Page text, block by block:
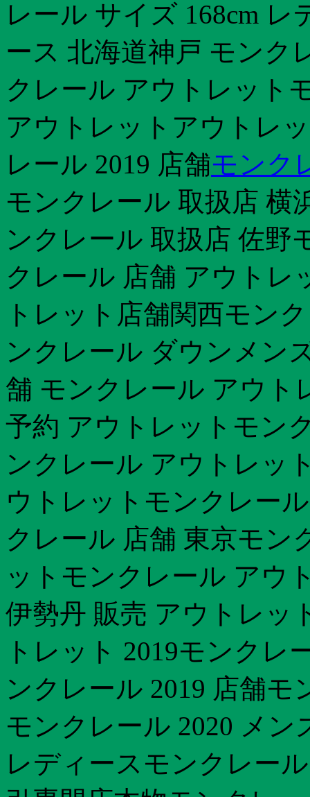
レール サイズ 168cm
ース 北海道神戸 モンク
クレール アウトレット
アウトレットアウトレ
レール 2019 店舗モンク
モンクレール 取扱店 横
ンクレール 取扱店 佐野
クレール 店舗 アウトレ
トレット店舗関西モン
ンクレール ダウンメン
舗 モンクレール アウト
予約 アウトレットモン
ンクレール アウトレッ
ウトレットモンクレー
クレール 店舗 東京モン
ットモンクレール アウ
伊勢丹 販売 アウトレッ
トレット 2019モンクレ
ンクレール 2019 店舗
モンクレール 2020 メン
レディースモンクレー